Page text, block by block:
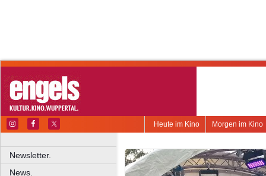
Morgen im Kino
Heute im Kino
Newsletter.
News.